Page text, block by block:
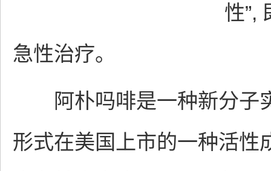
性”,
急性治疗。
阿朴吗啡是一种新分子
形式在美国上市的一种活性